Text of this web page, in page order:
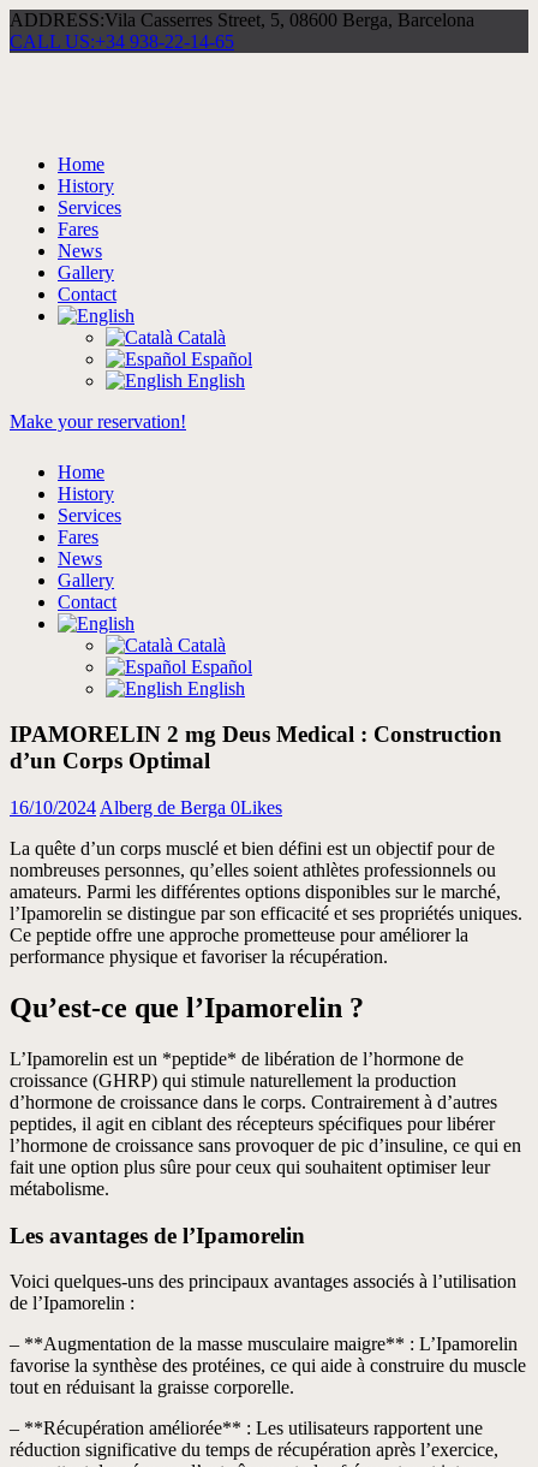
ADDRESS:Vila Casserres Street, 5, 08600 Berga, Barcelona
CALL US:+34 938-22-14-65
Home
History
Services
Fares
News
Gallery
Contact
Català
Español
English
Make your reservation!
Home
History
Services
Fares
News
Gallery
Contact
Català
Español
English
IPAMORELIN 2 mg Deus Medical : Construction
d’un Corps Optimal
16/10/2024 Alberg de Berga 0Likes
La quête d’un corps musclé et bien défini est un objectif pour de
nombreuses personnes, qu’elles soient athlètes professionnels ou
amateurs. Parmi les différentes options disponibles sur le marché,
l’Ipamorelin se distingue par son efficacité et ses propriétés uniques.
Ce peptide offre une approche prometteuse pour améliorer la
performance physique et favoriser la récupération.
Qu’est-ce que l’Ipamorelin ?
L’Ipamorelin est un *peptide* de libération de l’hormone de
croissance (GHRP) qui stimule naturellement la production
d’hormone de croissance dans le corps. Contrairement à d’autres
peptides, il agit en ciblant des récepteurs spécifiques pour libérer
l’hormone de croissance sans provoquer de pic d’insuline, ce qui en
fait une option plus sûre pour ceux qui souhaitent optimiser leur
métabolisme.
Les avantages de l’Ipamorelin
Voici quelques-uns des principaux avantages associés à l’utilisation
de l’Ipamorelin :
– **Augmentation de la masse musculaire maigre** : L’Ipamorelin
favorise la synthèse des protéines, ce qui aide à construire du muscle
tout en réduisant la graisse corporelle.
– **Récupération améliorée** : Les utilisateurs rapportent une
réduction significative du temps de récupération après l’exercice,